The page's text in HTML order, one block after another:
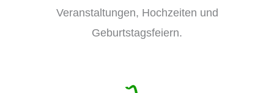
Veranstaltungen, Hochzeiten und
Geburtstagsfeiern.